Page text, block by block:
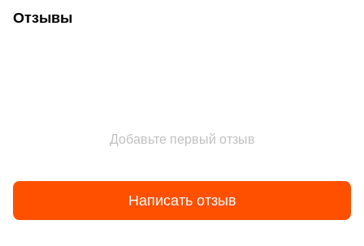
Отзывы
Добавьте первый отзыв
Написать отзыв